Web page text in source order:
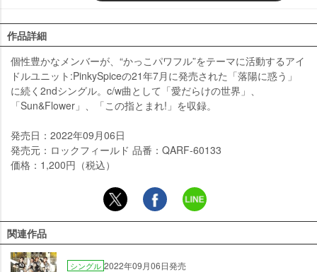
作品詳細
個性豊かなメンバーが、“かっこパワフル”をテーマに活動するアイ
ドルユニット:PinkySpiceの21年7月に発売された「落陽に惑う」
に続く2ndシングル。c/w曲として「愛だらけの世界」、
「Sun&Flower」、「この指とまれ!」を収録。
発売日：2022年09月06日
発売元：ロックフィールド 品番：QARF-60133
価格：1,200円（税込）
関連作品
シングル 2022年09月06日発売